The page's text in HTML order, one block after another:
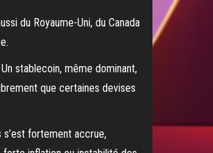
du Royaume-Uni, du Canada
stablecoin, même dominant,
que certaines devises
fortement accrue,